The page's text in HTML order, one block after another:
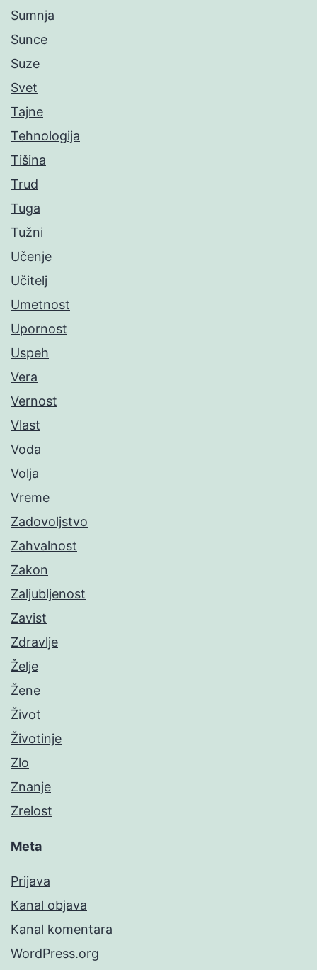
Sumnja
Sunce
Suze
Svet
Tajne
Tehnologija
Tišina
Trud
Tuga
Tužni
Učenje
Učitelj
Umetnost
Upornost
Uspeh
Vera
Vernost
Vlast
Voda
Volja
Vreme
Zadovoljstvo
Zahvalnost
Zakon
Zaljubljenost
Zavist
Zdravlje
Želje
Žene
Život
Životinje
Zlo
Znanje
Zrelost
Meta
Prijava
Kanal objava
Kanal komentara
WordPress.org